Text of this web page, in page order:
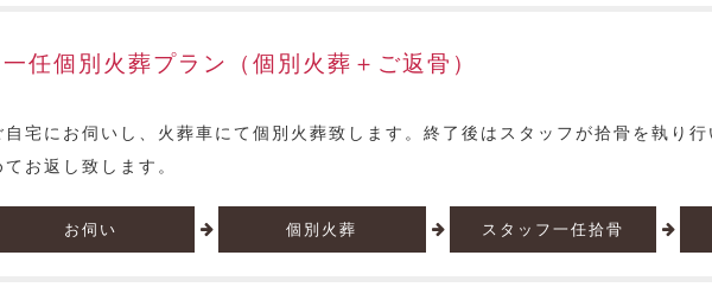
一任個別火葬プラン（個別火葬＋ご返骨）
自宅にお伺いし、火葬車にて個別火葬致します。終了後はスタッフが拾骨を執り
てお返し致します。
お伺い 個別火葬 スタッフ一任拾骨